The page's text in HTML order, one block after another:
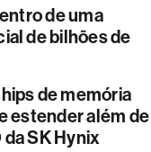
de uma
de bilhões de
de memória
estender além de
SK Hynix